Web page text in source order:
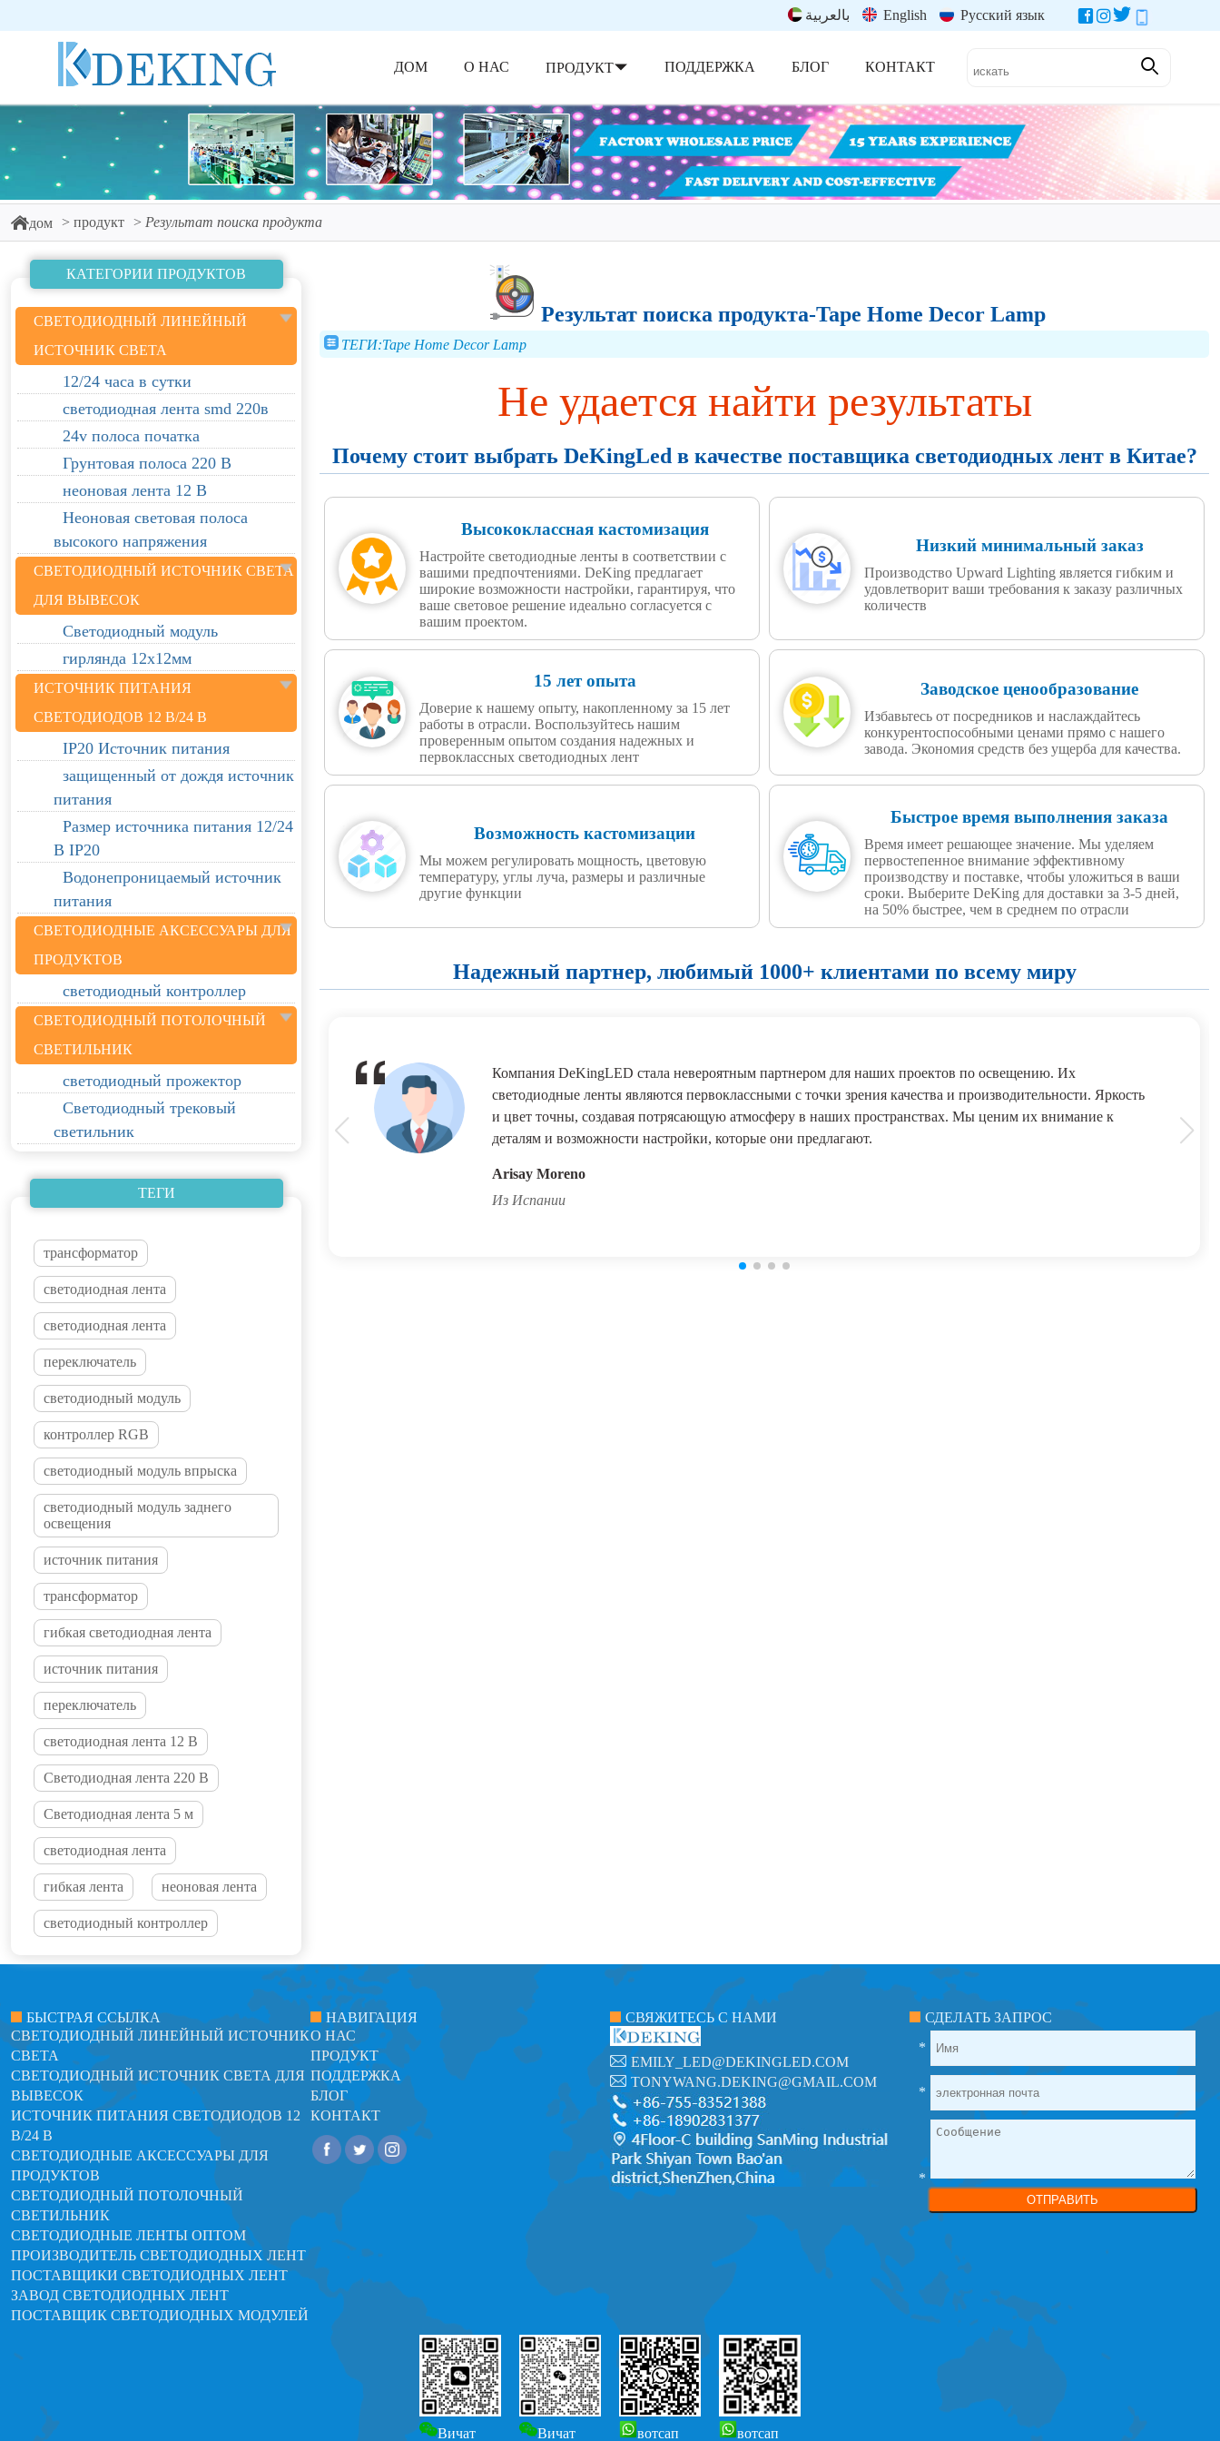
بالعربية English Русский язык
ДОМ О НАС ПРОДУКТ ПОДДЕРЖКА БЛОГ КОНТАКТ
дом продукт Результат поиска продукта
КАТЕГОРИИ ПРОДУКТОВ
СВЕТОДИОДНЫЙ ЛИНЕЙНЫЙ
ИСТОЧНИК СВЕТА
12/24 часа в сутки
светодиодная лента smd 220в
24v полоса початка
Грунтовая полоса 220 В
неоновая лента 12 В
Неоновая световая полоса
высокого напряжения
СВЕТОДИОДНЫЙ ИСТОЧНИК СВЕТА
ДЛЯ ВЫВЕСОК
Светодиодный модуль
гирлянда 12х12мм
ИСТОЧНИК ПИТАНИЯ
СВЕТОДИОДОВ 12 В/24 В
IP20 Источник питания
защищенный от дождя источник
питания
Размер источника питания 12/24
В IP20
Водонепроницаемый источник
питания
СВЕТОДИОДНЫЕ АКСЕССУАРЫ ДЛЯ
ПРОДУКТОВ
светодиодный контроллер
СВЕТОДИОДНЫЙ ПОТОЛОЧНЫЙ
СВЕТИЛЬНИК
светодиодный прожектор
Светодиодный трековый
светильник
ТЕГИ
трансформатор
светодиодная лента
светодиодная лента
переключатель
светодиодный модуль
контроллер RGB
светодиодный модуль впрыска
светодиодный модуль заднего
освещения
источник питания
трансформатор
гибкая светодиодная лента
источник питания
переключатель
светодиодная лента 12 В
Светодиодная лента 220 В
Светодиодная лента 5 м
светодиодная лента
гибкая лента неоновая лента
светодиодный контроллер
Результат поиска продукта-Tape Home Decor Lamp
ТЕГИ:Tape Home Decor Lamp
Не удается найти результаты
Почему стоит выбрать DeKingLed в качестве поставщика светодиодных лент в Китае?
Высококлассная кастомизация
Настройте светодиодные ленты в соответствии с
вашими предпочтениями. DeKing предлагает
широкие возможности настройки, гарантируя, что
ваше световое решение идеально согласуется с
вашим проектом.
Низкий минимальный заказ
Производство Upward Lighting является гибким и
удовлетворит ваши требования к заказу различных
количеств
15 лет опыта
Доверие к нашему опыту, накопленному за 15 лет
работы в отрасли. Воспользуйтесь нашим
проверенным опытом создания надежных и
первоклассных светодиодных лент
Заводское ценообразование
Избавьтесь от посредников и наслаждайтесь
конкурентоспособными ценами прямо с нашего
завода. Экономия средств без ущерба для качества.
Возможность кастомизации
Мы можем регулировать мощность, цветовую
температуру, углы луча, размеры и различные
другие функции
Быстрое время выполнения заказа
Время имеет решающее значение. Мы уделяем
первостепенное внимание эффективному
производству и поставке, чтобы уложиться в ваши
сроки. Выберите DeKing для доставки за 3-5 дней,
на 50% быстрее, чем в среднем по отрасли
Надежный партнер, любимый 1000+ клиентами по всему миру
Компания DeKingLED стала невероятным партнером для наших проектов по освещению. Их
светодиодные ленты являются первоклассными с точки зрения качества и производительности. Яркость
и цвет точны, создавая потрясающую атмосферу в наших пространствах. Мы ценим их внимание к
деталям и возможности настройки, которые они предлагают.
Arisay Moreno
Из Испании
БЫСТРАЯ ССЫЛКА
СВЕТОДИОДНЫЙ ЛИНЕЙНЫЙ ИСТОЧНИК
СВЕТА
СВЕТОДИОДНЫЙ ИСТОЧНИК СВЕТА ДЛЯ
ВЫВЕСОК
ИСТОЧНИК ПИТАНИЯ СВЕТОДИОДОВ 12
В/24 В
СВЕТОДИОДНЫЕ АКСЕССУАРЫ ДЛЯ
ПРОДУКТОВ
СВЕТОДИОДНЫЙ ПОТОЛОЧНЫЙ
СВЕТИЛЬНИК
СВЕТОДИОДНЫЕ ЛЕНТЫ ОПТОМ
ПРОИЗВОДИТЕЛЬ СВЕТОДИОДНЫХ ЛЕНТ
ПОСТАВЩИКИ СВЕТОДИОДНЫХ ЛЕНТ
ЗАВОД СВЕТОДИОДНЫХ ЛЕНТ
ПОСТАВЩИК СВЕТОДИОДНЫХ МОДУЛЕЙ
НАВИГАЦИЯ
О НАС
ПРОДУКТ
ПОДДЕРЖКА
БЛОГ
КОНТАКТ
СВЯЖИТЕСЬ С НАМИ
EMILY_LED@DEKINGLED.COM
TONYWANG.DEKING@GMAIL.COM
СДЕЛАТЬ ЗАПРОС
*
*
*
ОТПРАВИТЬ
Вичат Вичат вотсап вотсап